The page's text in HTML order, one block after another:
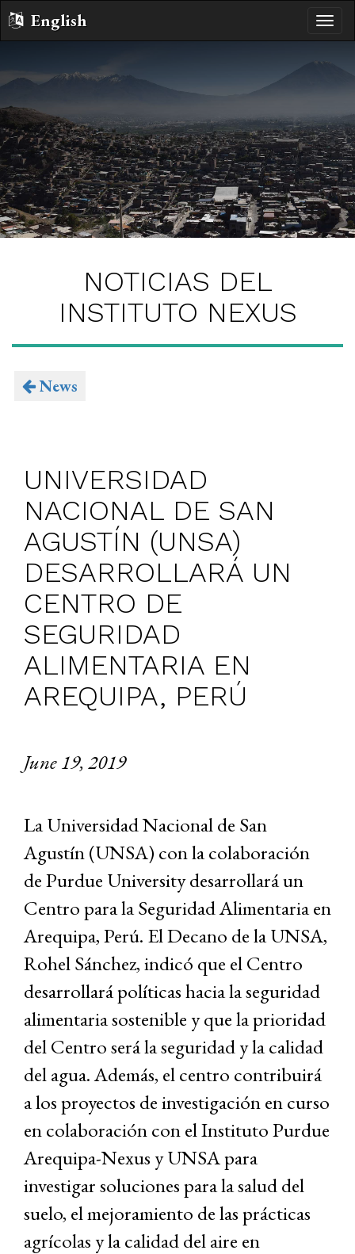
English
NOTICIAS DEL
INSTITUTO NEXUS
News
UNIVERSIDAD
NACIONAL DE SAN
AGUSTÍN (UNSA)
DESARROLLARÁ UN
CENTRO DE
SEGURIDAD
ALIMENTARIA EN
AREQUIPA, PERÚ
June 19, 2019
La Universidad Nacional de San
Agustín (UNSA) con la colaboración
de Purdue University desarrollará un
Centro para la Seguridad Alimentaria en
Arequipa, Perú. El Decano de la UNSA,
Rohel Sánchez, indicó que el Centro
desarrollará políticas hacia la seguridad
alimentaria sostenible y que la prioridad
del Centro será la seguridad y la calidad
del agua. Además, el centro contribuirá
a los proyectos de investigación en curso
en colaboración con el Instituto Purdue
Arequipa-Nexus y UNSA para
investigar soluciones para la salud del
suelo, el mejoramiento de las prácticas
agrícolas y la calidad del aire en